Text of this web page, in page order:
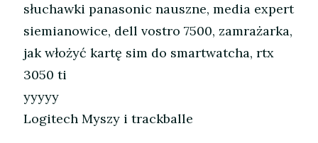
słuchawki panasonic nauszne, media expert
siemianowice, dell vostro 7500, zamrażarka,
jak włożyć kartę sim do smartwatcha, rtx
3050 ti
yyyyy
Logitech Myszy i trackballe